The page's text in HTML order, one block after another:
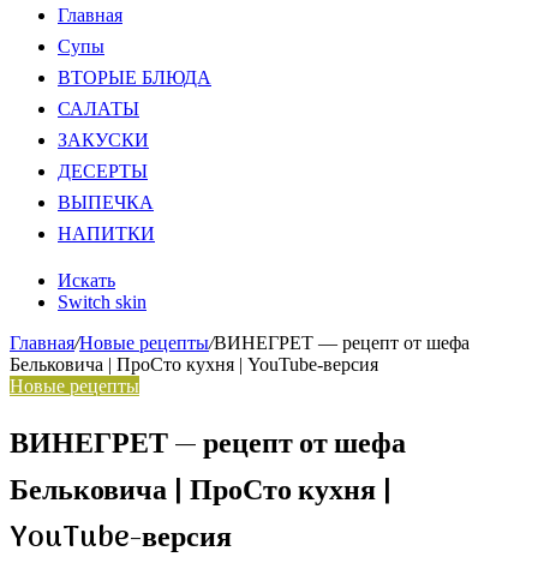
Главная
Супы
ВТОРЫЕ БЛЮДА
САЛАТЫ
ЗАКУСКИ
ДЕСЕРТЫ
ВЫПЕЧКА
НАПИТКИ
Искать
Switch skin
Главная/Новые рецепты/ВИНЕГРЕТ — рецепт от шефа
Бельковича | ПроСто кухня | YouTube-версия
Новые рецепты
ВИНЕГРЕТ — рецепт от шефа
Бельковича | ПроСто кухня |
YouTube-версия